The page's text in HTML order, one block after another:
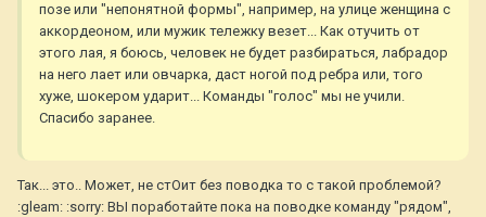
позе или "непонятной формы", например, на улице женщина с
аккордеоном, или мужик тележку везет... Как отучить от
этого лая, я боюсь, человек не будет разбираться, лабрадор
на него лает или овчарка, даст ногой под ребра или, того
хуже, шокером ударит... Команды "голос" мы не учили.
Спасибо заранее.
Так... это.. Может, не стОит без поводка то с такой проблемой?
:gleam: :sorry: ВЫ поработайте пока на поводке команду "рядом",